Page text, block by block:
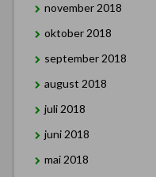
november 2018
oktober 2018
september 2018
august 2018
juli 2018
juni 2018
mai 2018